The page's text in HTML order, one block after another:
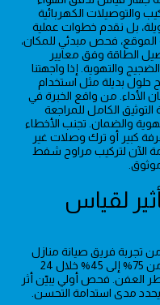
والتوصيلات الكهربائية
بل نقدم خطوات عملية
فحص مبدئي للمكان،
الطاقة وفق معايير
والتهوية. إذا واجهتنا
حلول بديلة مثل استخدام
من واقع الخبرة في
نؤكد أهمية التوثيق الكامل للمراجعة
والضمان. تجنب الأخطاء
كبير أو ترك وصلات غير
الآن لتركيب مراوح شفط
لقياس
تجربة فريق صيانة منازل
الرياض 24 ساعة. تقليل الرطوبة النسبية من 75% إلى 45% خلال 24
العفن. فحص أولي يبيّن أثر
مدى استدامة التحسن.